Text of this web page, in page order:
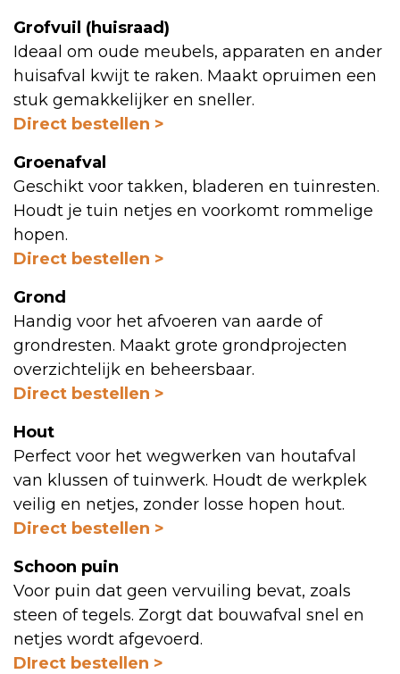
Grofvuil (huisraad)
Ideaal om oude meubels, apparaten en ander
huisafval kwijt te raken. Maakt opruimen een
stuk gemakkelijker en sneller.
Direct bestellen >
Groenafval
Geschikt voor takken, bladeren en tuinresten.
Houdt je tuin netjes en voorkomt rommelige
hopen.
Direct bestellen >
Grond
Handig voor het afvoeren van aarde of
grondresten. Maakt grote grondprojecten
overzichtelijk en beheersbaar.
Direct bestellen >
Hout
Perfect voor het wegwerken van houtafval
van klussen of tuinwerk. Houdt de werkplek
veilig en netjes, zonder losse hopen hout.
Direct bestellen >
Schoon puin
Voor puin dat geen vervuiling bevat, zoals
steen of tegels. Zorgt dat bouwafval snel en
netjes wordt afgevoerd.
DIrect bestellen >